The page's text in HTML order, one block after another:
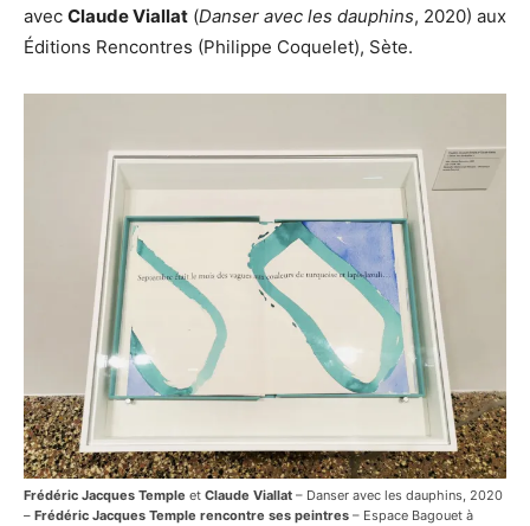
avec Claude Viallat (Danser avec les dauphins, 2020) aux
Éditions Rencontres (Philippe Coquelet), Sète.
Frédéric Jacques Temple et Claude Viallat – Danser avec les dauphins, 2020
– Frédéric Jacques Temple rencontre ses peintres – Espace Bagouet à